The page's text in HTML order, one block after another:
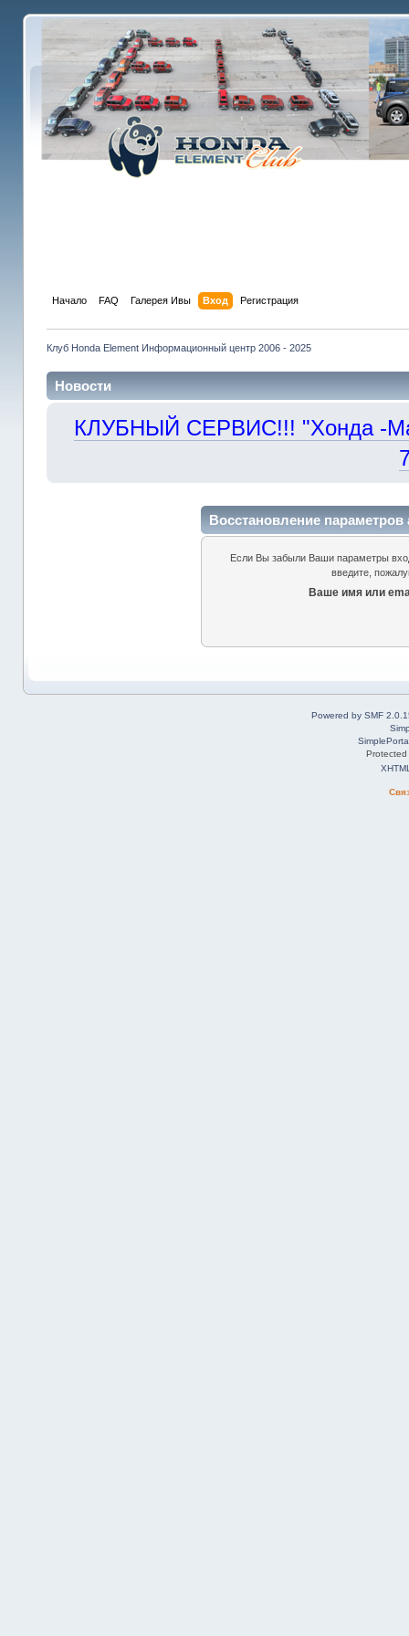
Начало FAQ Галерея Ивы Вход Регистрация
Клуб Honda Element Информационный центр 2006 - 2025
Новости
КЛУБНЫЙ СЕРВИС!!! "Хонда -
Восстановление параметров
Если Вы забыли Ваши параметры
введите,
Ваше имя или
Powered by SMF